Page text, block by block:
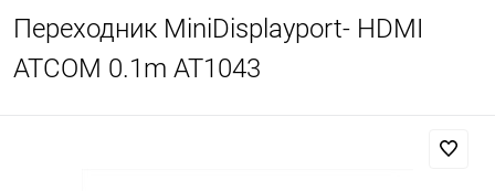
Переходник MiniDisplayport- HDMI
ATCOM 0.1m AT1043